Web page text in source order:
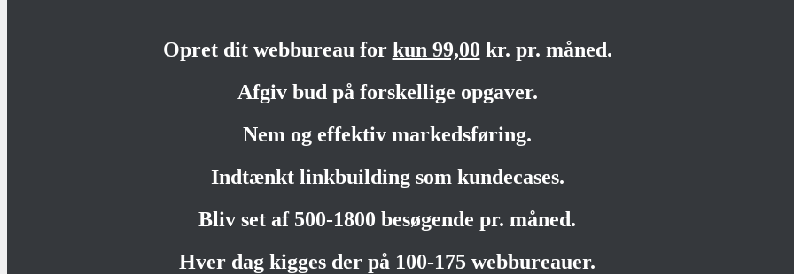
Opret dit webbureau for kun 99,00 kr. pr. måned.
Afgiv bud på forskellige opgaver.
Nem og effektiv markedsføring.
Indtænkt linkbuilding som kundecases.
Bliv set af 500-1800 besøgende pr. måned.
Hver dag kigges der på 100-175 webbureauer.